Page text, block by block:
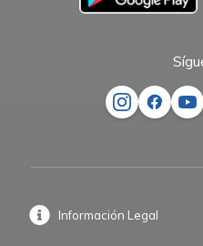
Información Legal